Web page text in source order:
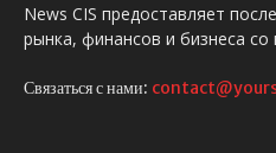
News CIS предоставляет
рынка, финансов и бизнеса со
Связаться с нами: